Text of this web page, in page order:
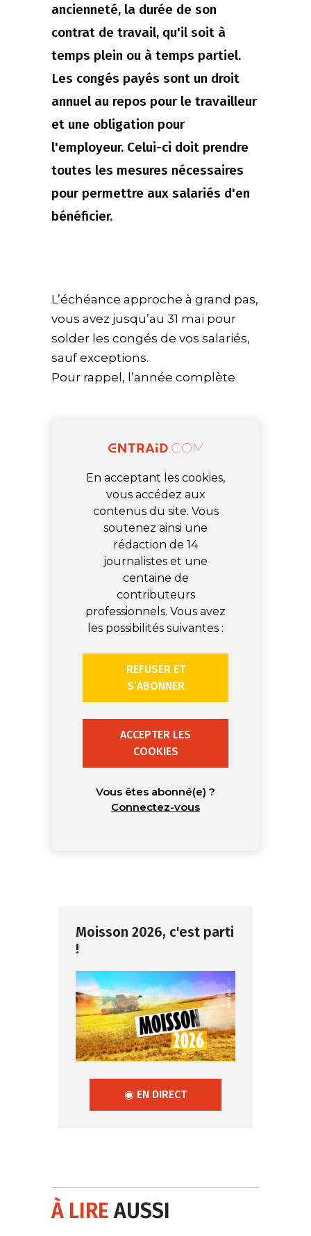
ancienneté, la durée de son
contrat de travail, qu'il soit à
temps plein ou à temps partiel.
Les congés payés sont un droit
annuel au repos pour le travailleur
et une obligation pour
l'employeur. Celui-ci doit prendre
toutes les mesures nécessaires
pour permettre aux salariés d'en
bénéficier.
L’échéance approche à grand pas,
vous avez jusqu’au 31 mai pour
solder les congés de vos salariés,
sauf exceptions.
Pour rappel, l’année complète
En acceptant les cookies,
vous accédez aux
contenus du site. Vous
soutenez ainsi une
rédaction de 14
journalistes et une
centaine de
contributeurs
professionnels. Vous avez
les possibilités suivantes :
REFUSER ET
S’ABONNER
ACCEPTER LES
COOKIES
Vous êtes abonné(e) ?
Connectez-vous
Moisson 2026, c'est parti
!
◉ EN DIRECT
À LIREAUSSI